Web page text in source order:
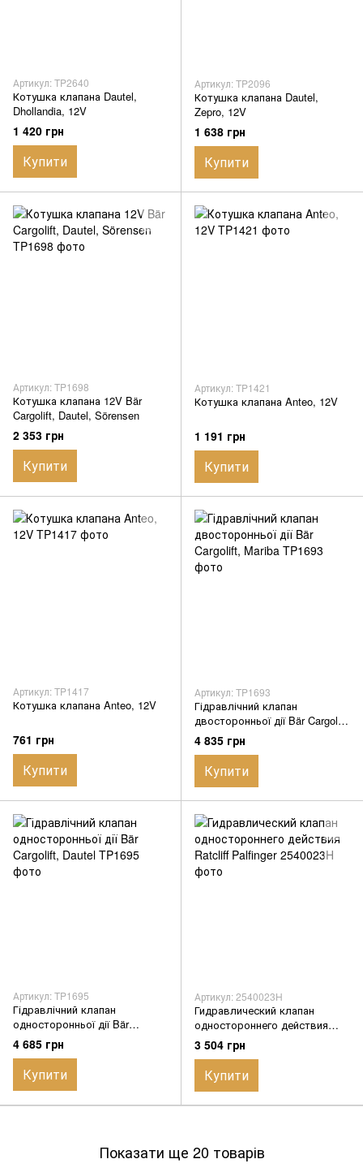
Артикул: TP2640
Котушка клапана Dautel,
Dhollandia, 12V
1 420 грн
Купити
Артикул: TP2096
Котушка клапана Dautel,
Zepro, 12V
1 638 грн
Купити
Артикул: TP1698
Котушка клапана 12V Bär
Cargolift, Dautel, Sörensen
2 353 грн
Купити
Артикул: TP1421
Котушка клапана Anteo, 12V
1 191 грн
Купити
Артикул: TP1417
Котушка клапана Anteo, 12V
761 грн
Купити
Артикул: TP1693
Гідравлічний клапан
двосторонньої дії Bär Cargolift,
Mariba
4 835 грн
Купити
Артикул: TP1695
Гідравлічний клапан
односторонньої дії Bär
Cargolift, Dautel
4 685 грн
Купити
Артикул: 2540023H
Гидравлический клапан
одностороннего действия
Ratcliff Palfinger
3 504 грн
Купити
Показати ще 20 товарів